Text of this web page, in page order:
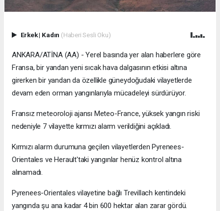
Erkek| Kadın (Haberi Sesli Oku)
ANKARA/ATİNA (AA) - Yerel basında yer alan haberlere göre
Fransa, bir yandan yeni sıcak hava dalgasının etkisi altına
girerken bir yandan da özellikle güneydoğudaki vilayetlerde
devam eden orman yangınlarıyla mücadeleyi sürdürüyor.
Fransız meteoroloji ajansı Meteo-France, yüksek yangın riski
nedeniyle 7 vilayette kırmızı alarm verildiğini açıkladı.
Kırmızı alarm durumuna geçilen vilayetlerden Pyrenees-
Orientales ve Herault'taki yangınlar henüz kontrol altına
alınamadı.
Pyrenees-Orientales vilayetine bağlı Trevillach kentindeki
yangında şu ana kadar 4 bin 600 hektar alan zarar gördü.